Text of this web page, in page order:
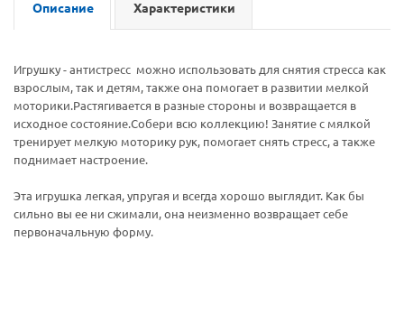
Описание Характеристики
Игрушку - антистресс можно использовать для снятия стресса как
взрослым, так и детям, также она помогает в развитии мелкой
моторики.Растягивается в разные стороны и возвращается в
исходное состояние.Собери всю коллекцию! Занятие с мялкой
тренирует мелкую моторику рук, помогает снять стресс, а также
поднимает настроение.
Эта игрушка легкая, упругая и всегда хорошо выглядит. Как бы
сильно вы ее ни сжимали, она неизменно возвращает себе
первоначальную форму.